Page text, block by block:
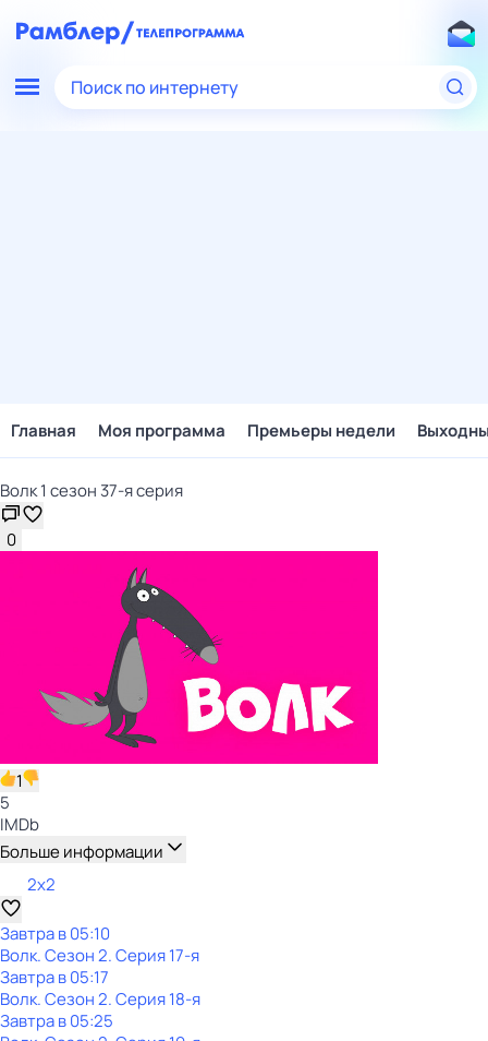
Поиск по интернету
Главная Моя программа Премьеры недели
Волк 1 сезон 37-я серия
0
1
5
IMDb
Больше информации
2x2
Завтра в 05:10
Волк. Сезон 2. Серия 17-я
Завтра в 05:17
Волк. Сезон 2. Серия 18-я
Завтра в 05:25